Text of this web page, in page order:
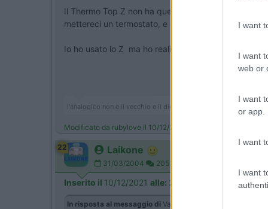
I want
I want
web or
I want
or app.
I want
I want
Il Thermo Top Z non ha questa parte di circuito
mettereci un termostato, e devi collegare la
Io ho usato lo Z ma ho realizzato il controllo per le
l'analogico non è il vecchio e il digitale il nuovo, no, non è così!
Modificato da rubylove il 10/12/2021 alle 21:40:09
22 Laikone
31/03/2004 20537
Inserito il 10/12/2021 alle: 22:22:15
In risposta al messaggio di Valeinside